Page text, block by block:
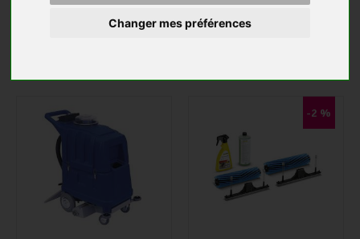
Changer mes préférences
2 080,00 € HT
2 496,00 € TTC
-2 %